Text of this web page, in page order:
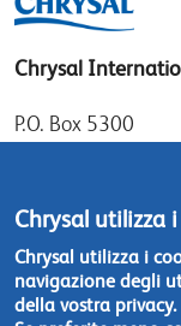
Chrysal
P.O. Box 5300
1411 DD Naarden
The Netherlands
Chrysal utilizza
Chrysal utilizza i
navigazione degli
della vostra privacy.